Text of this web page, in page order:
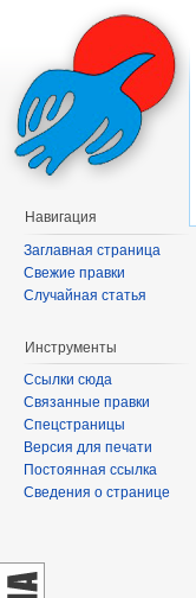
Навигация
Заглавная страница
Свежие правки
Случайная статья
Инструменты
Ссылки сюда
Связанные правки
Спецстраницы
Версия для печати
Постоянная ссылка
Сведения о странице